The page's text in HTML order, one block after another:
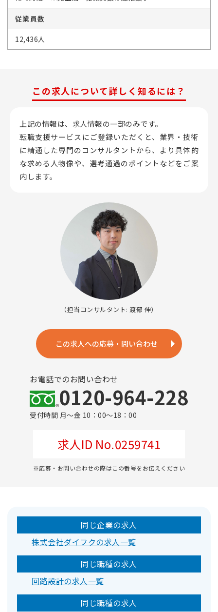
従業員数
12,436人
この求人について詳しく知るには？
上記の情報は、求人情報の一部のみです。
転職支援サービスにご登録いただくと、業界・技術
に精通した専門のコンサルタントから、 より具体的
な求める人物像や、選考通過のポイントなどをご案
内します。
（担当コンサルタント: 渡部 伸）
この求人への応募・問い合わせ
お電話でのお問い合わせ
0120-964-228
受付時間 月～金 10：00～18：00
求人ID No.0259741
※応募・お問い合わせの際はこの番号をお伝えください
同じ企業の求人
株式会社ダイフクの求人一覧
同じ職種の求人
回路設計の求人一覧
同じ職種の求人